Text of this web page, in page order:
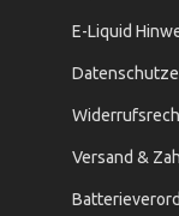
E-Liquid
Versand &